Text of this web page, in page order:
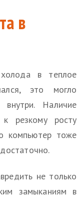
в
в теплое
это могло
внутри. Наличие
резкому росту
компьютер тоже
не только
замыканиям в